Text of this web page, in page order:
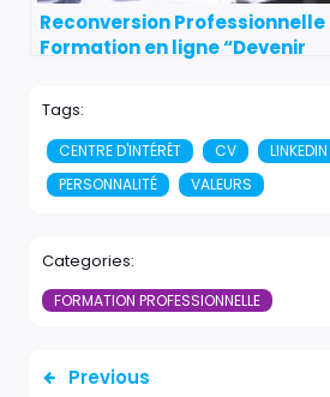
Reconversion Professionnelle
Formation en ligne “Devenir
Tags:
CENTRE D'INTÉRÊT CV LINKEDIN
PERSONNALITÉ
VALEURS
Categories:
FORMATION PROFESSIONNELLE
Previous